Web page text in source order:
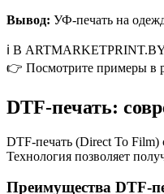
Вывод: УФ-печать на
ℹ️ В
👉 Посмотрите примеры в
DTF-печать:
DTF-печать (Direct To Film)
Технология позволяет
Преимущества DTF-